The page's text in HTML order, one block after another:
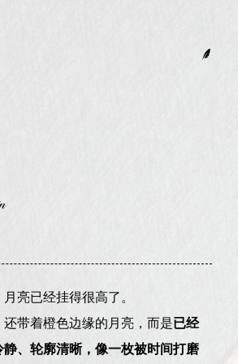
亮已经挂得很高了。
带着橙色边缘的月亮，而是已经
、轮廓清晰，像一枚被时间打磨